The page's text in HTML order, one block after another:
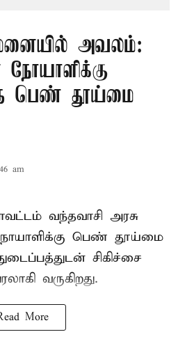
அவலம்:
பெண் தூய்மை
am
வந்தவாசி அரசு
பெண் தூய்மை
சிகிச்சை
வருகிறது.
More